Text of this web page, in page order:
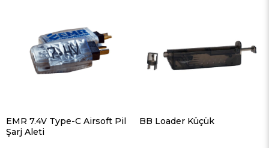
EMR 7.4V Type-C Airsoft Pil
Şarj Aleti
BB Loader Küçük